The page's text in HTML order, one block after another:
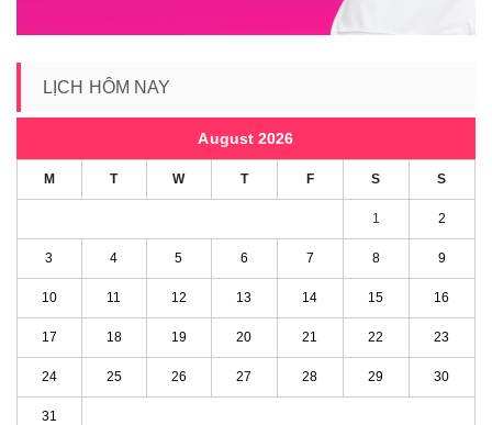
LỊCH HÔM NAY
August 2026
M T W T F S S
1 2
3 4 5 6 7 8 9
10 11 12 13 14 15 16
17 18 19 20 21 22 23
24 25 26 27 28 29 30
31